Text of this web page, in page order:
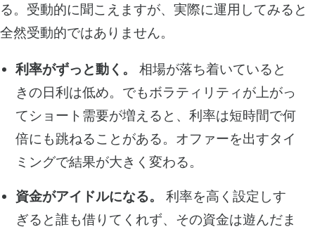
る。受動的に聞こえますが、実際に運用してみると
全然受動的ではありません。
利率がずっと動く。
相場が落ち着いていると
きの日利は低め。でもボラティリティが上がっ
てショート需要が増えると、利率は短時間で何
倍にも跳ねることがある。オファーを出すタイ
ミングで結果が大きく変わる。
資金がアイドルになる。
利率を高く設定しす
ぎると誰も借りてくれず、その資金は遊んだま